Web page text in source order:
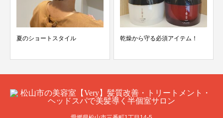
乾燥から守る必須アイテム！ 買いにいこうやキャンペーン♪